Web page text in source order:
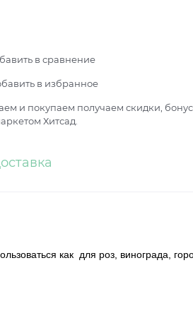
в сравнение
в избранное
и покупаем получаем скидки,
Хитсад.
как для роз, винограда,